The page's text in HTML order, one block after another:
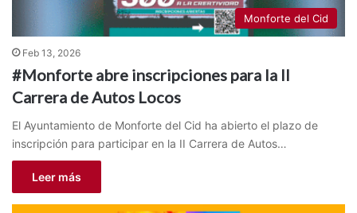
Monforte del Cid
Feb 13, 2026
#Monforte abre inscripciones para la II
Carrera de Autos Locos
El Ayuntamiento de Monforte del Cid ha abierto el plazo de
inscripción para participar en la II Carrera de Autos…
Leer más